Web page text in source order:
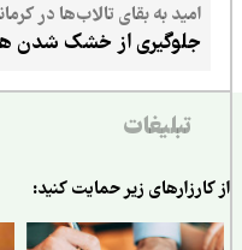
امید به بقای تالاب‌ها در کرمانشاه
جلوگیری از خشک شدن
تبلیغات
زیر حمایت کنید: